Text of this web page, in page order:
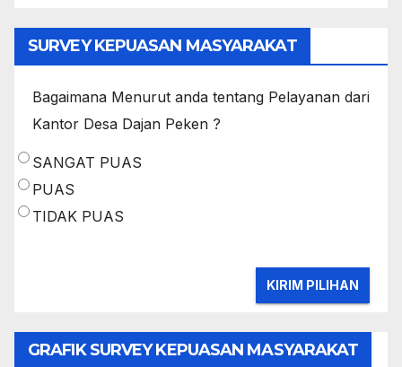
SURVEY KEPUASAN MASYARAKAT
Bagaimana Menurut anda tentang Pelayanan dari
Kantor Desa Dajan Peken ?
SANGAT PUAS
PUAS
TIDAK PUAS
GRAFIK SURVEY KEPUASAN MASYARAKAT